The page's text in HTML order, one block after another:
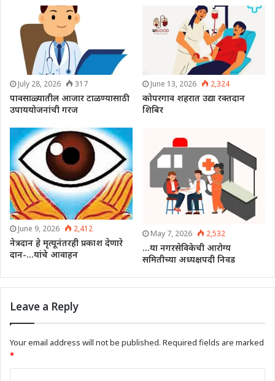
July 28, 2026 317
पावसाळ्यातील आजार टाळण्यासाठी
उपाययोजनांची गरज
June 13, 2026 2,324
कोपरगाव शहरात उद्या रक्तदान
शिबिर
June 9, 2026 2,412
नेत्रदान हे मृत्यूनंतरही प्रकाश देणारे
दान-…यांचे आवाहन
May 7, 2026 2,532
…या नगरसेविकेची आरोग्य
समितीच्या अध्यक्षपदी निवड
Leave a Reply
Your email address will not be published. Required fields are marked
*